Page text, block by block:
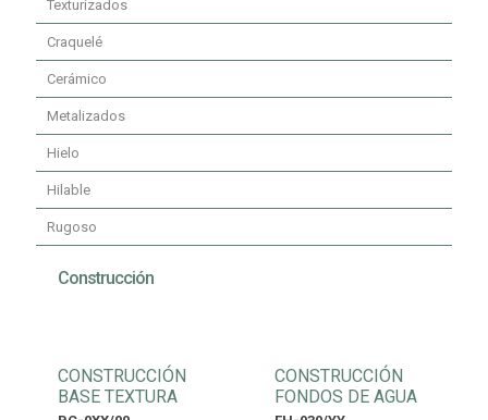
Texturizados
Craquelé
Cerámico
Metalizados
Hielo
Hilable
Rugoso
Construcción
CONSTRUCCIÓN
BASE TEXTURA
CONSTRUCCIÓN
FONDOS DE AGUA